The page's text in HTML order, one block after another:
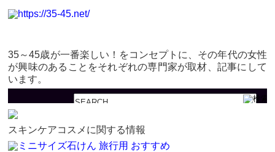
35～45歳が一番楽しい！をコンセプトに、その年代の女性
が興味のあることをそれぞれの専門家が取材、記事にして
います。
スキンケアコスメに関する情報